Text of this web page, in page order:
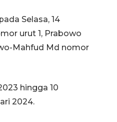
Selasa, 14
urut 1, Prabowo
Mahfud Md nomor
hingga 10
2024.